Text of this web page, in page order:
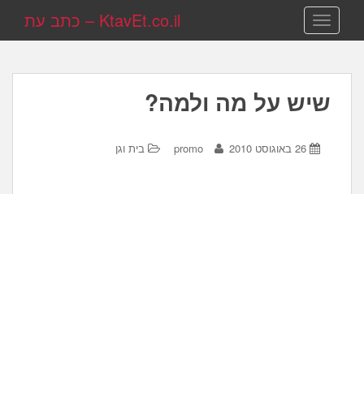
TOGGLE NAVIGATION KtavEt.co.il – כתב עת
שיש על מה ולמה?
26 באוגוסט 2010 promo בית וגן